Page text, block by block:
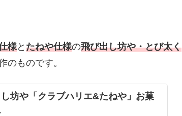
様と たねや仕様の飛び出し坊や・とび太く
のものです。
坊や「クラブハリエ&たねや」お菓